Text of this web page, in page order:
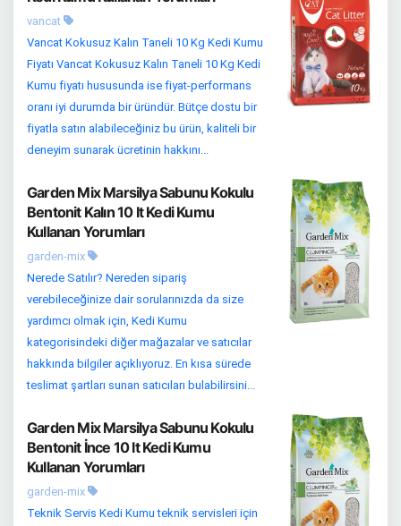
vancat
Vancat Kokusuz Kalın Taneli 10 Kg Kedi Kumu
Fiyatı Vancat Kokusuz Kalın Taneli 10 Kg Kedi
Kumu fiyatı hususunda ise fiyat-performans
oranı iyi durumda bir üründür. Bütçe dostu bir
fiyatla satın alabileceğiniz bu ürün, kaliteli bir
deneyim sunarak ücretinin hakkını...
Garden Mix Marsilya Sabunu Kokulu
Bentonit Kalın 10 lt Kedi Kumu
Kullanan Yorumları
garden-mix
Nerede Satılır? Nereden sipariş
verebileceğinize dair sorularınızda da size
yardımcı olmak için, Kedi Kumu
kategorisindeki diğer mağazalar ve satıcılar
hakkında bilgiler açıklıyoruz. En kısa sürede
teslimat şartları sunan satıcıları bulabilirsini...
Garden Mix Marsilya Sabunu Kokulu
Bentonit İnce 10 lt Kedi Kumu
Kullanan Yorumları
garden-mix
Teknik Servis Kedi Kumu teknik servisleri için